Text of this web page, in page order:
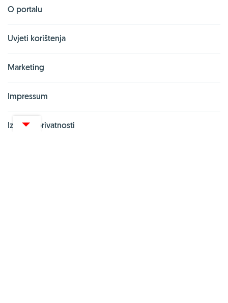
O portalu
Uvjeti korištenja
Marketing
Impressum
Izjava o privatnosti